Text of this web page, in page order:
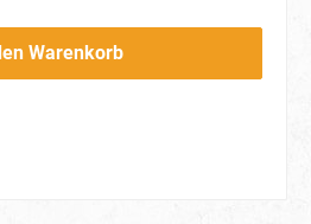
Warenkorb